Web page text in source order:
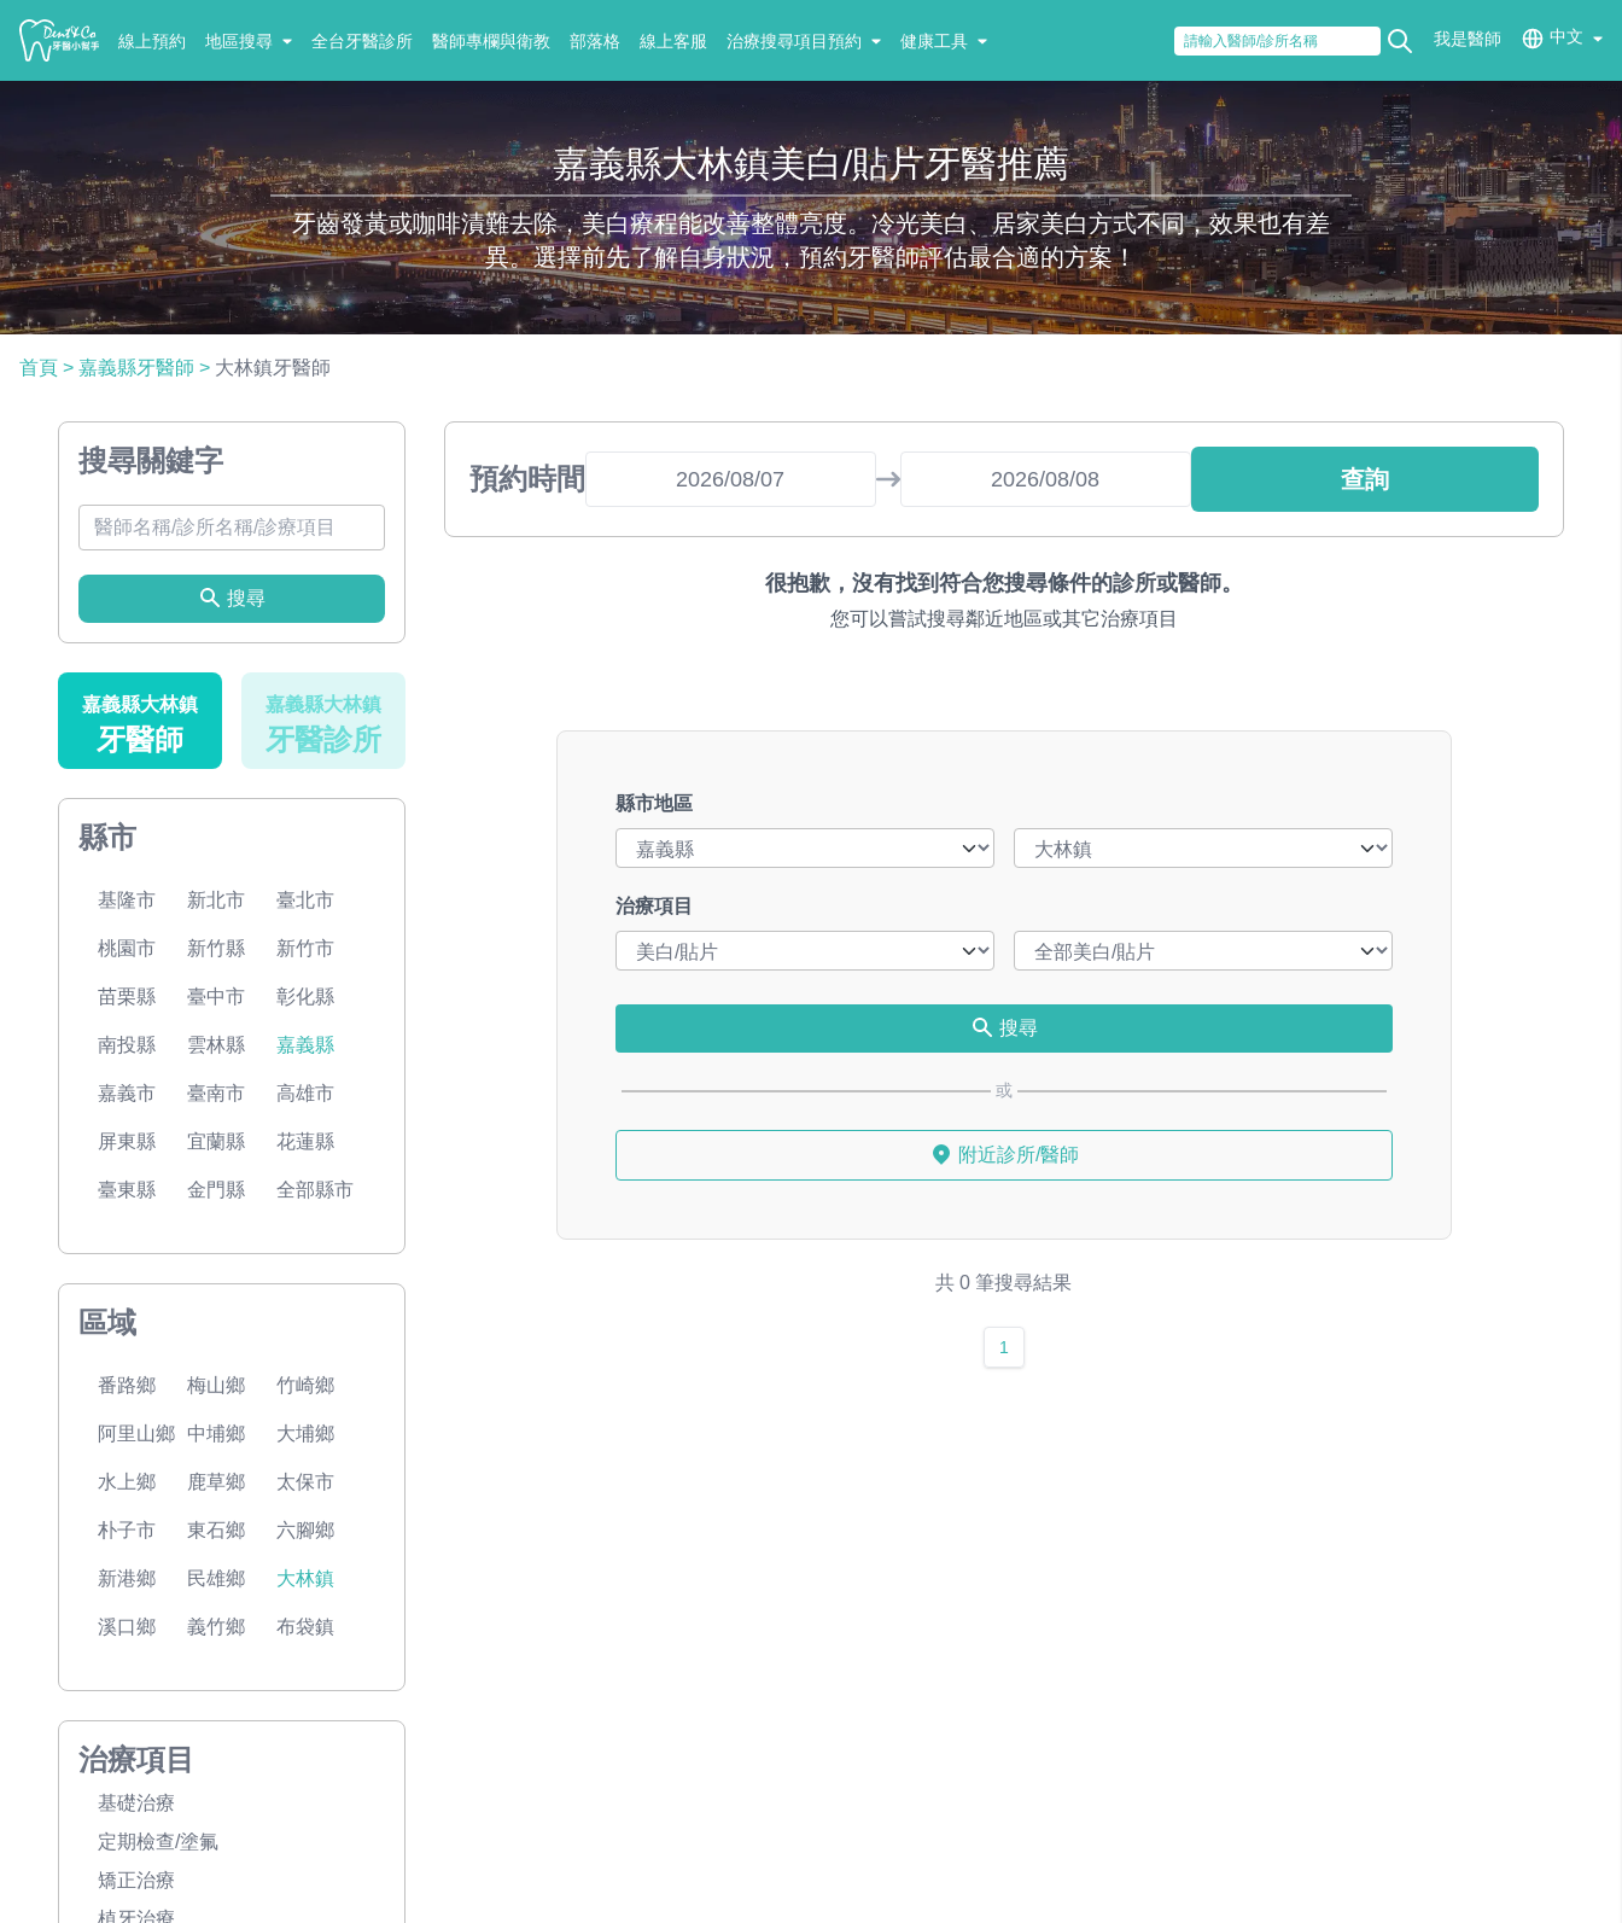
線上預約 地區搜尋 全台牙醫診所 醫師專欄與衛教 部落格 線上客服 治療搜尋項目預約 健康工具 我是醫師 中文
嘉義縣大林鎮美白/貼片牙醫推薦
牙齒發黃或咖啡漬難去除，美白療程能改善整體亮度。冷光美白、居家美白方式不同，效果也有差
異。選擇前先了解自身狀況，預約牙醫師評估最合適的方案！
首頁 > 嘉義縣牙醫師 > 大林鎮牙醫師
搜尋關鍵字
搜尋
嘉義縣大林鎮
牙醫師
嘉義縣大林鎮
牙醫診所
縣市
基隆市 新北市 臺北市
桃園市 新竹縣 新竹市
苗栗縣 臺中市 彰化縣
南投縣 雲林縣 嘉義縣
嘉義市 臺南市 高雄市
屏東縣 宜蘭縣 花蓮縣
臺東縣 金門縣 全部縣市
區域
番路鄉 梅山鄉 竹崎鄉
阿里山鄉 中埔鄉 大埔鄉
水上鄉 鹿草鄉 太保市
朴子市 東石鄉 六腳鄉
新港鄉 民雄鄉 大林鎮
溪口鄉 義竹鄉 布袋鎮
治療項目
基礎治療
定期檢查/塗氟
矯正治療
植牙治療
預約時間 查詢
很抱歉，沒有找到符合您搜尋條件的診所或醫師。
您可以嘗試搜尋鄰近地區或其它治療項目
縣市地區
治療項目
搜尋
或
附近診所/醫師
共 0 筆搜尋結果
1